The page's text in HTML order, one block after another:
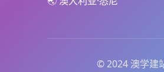
© 2024 澳学建